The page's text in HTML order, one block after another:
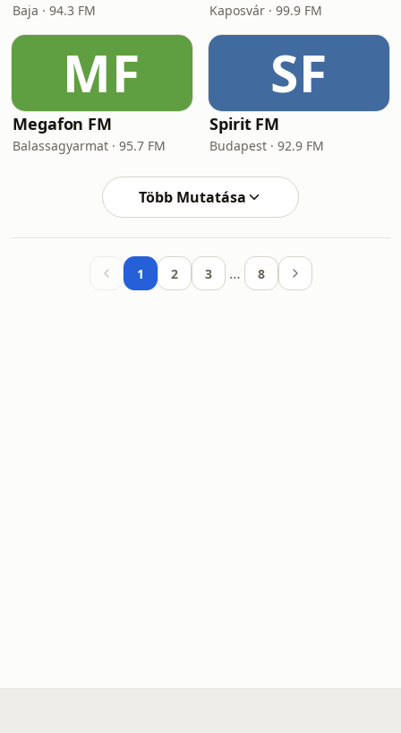
Baja · 94.3 FM Kaposvár · 99.9 FM
MF
Megafon FM
Balassagyarmat · 95.7 FM
SF
Spirit FM
Budapest · 92.9 FM
Több Mutatása
1 2 3 … 8